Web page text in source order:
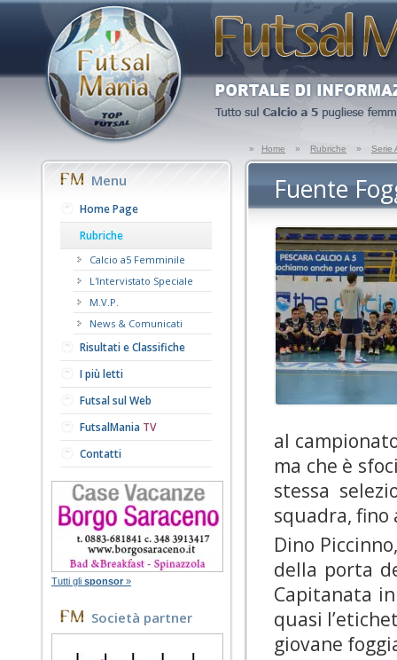
» Home » Rubriche » Serie
Menu
Home Page
Rubriche
Calcio a5 Femminile
L'Intervistato Speciale
M.V.P.
News & Comunicati
Risultati e Classifiche
I più letti
Futsal sul Web
FutsalMania TV
Contatti
Tutti gli sponsor »
Società partner
Fuente
al
ma che è
stessa
squadra, fino
Dino
della porta
Capitanata
quasi
giovane